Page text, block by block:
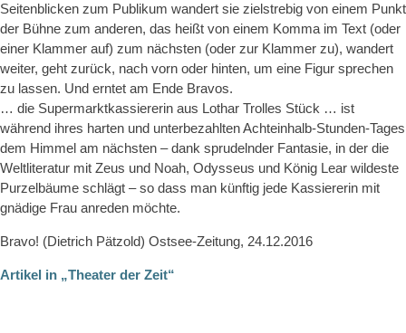
Seitenblicken zum Publikum wandert sie zielstrebig von einem Punkt
der Bühne zum anderen, das heißt von einem Komma im Text (oder
einer Klammer auf) zum nächsten (oder zur Klammer zu), wandert
weiter, geht zurück, nach vorn oder hinten, um eine Figur sprechen
zu lassen. Und erntet am Ende Bravos.
… die Supermarktkassiererin aus Lothar Trolles Stück … ist
während ihres harten und unterbezahlten Achteinhalb-Stunden-Tages
dem Himmel am nächsten – dank sprudelnder Fantasie, in der die
Weltliteratur mit Zeus und Noah, Odysseus und König Lear wildeste
Purzelbäume schlägt – so dass man künftig jede Kassiererin mit
gnädige Frau anreden möchte.
Bravo! (Dietrich Pätzold) Ostsee-Zeitung, 24.12.2016
Artikel in „Theater der Zeit“